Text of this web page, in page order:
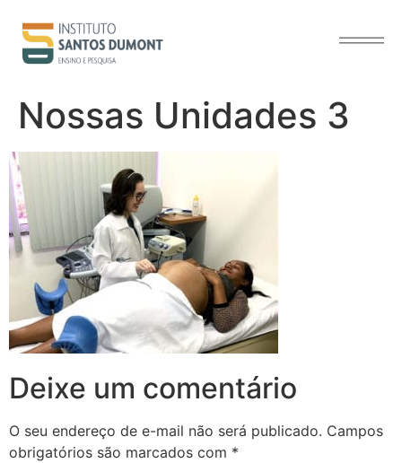
conteúdo
Nossas Unidades 3
Deixe um comentário
O seu endereço de e-mail não será publicado. Campos
obrigatórios são marcados com *